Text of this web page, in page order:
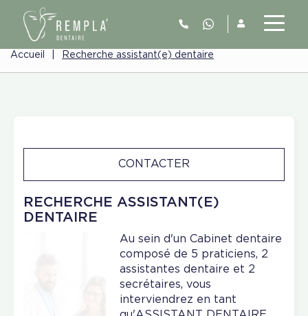
Accueil Recherche assistant(e) dentaire
RECHERCHE ASSISTANT(E)
DENTAIRE
CONTACTER
Au sein d'un Cabinet dentaire
composé de 5 praticiens, 2
assistantes dentaire et 2
secrétaires, vous
interviendrez en tant